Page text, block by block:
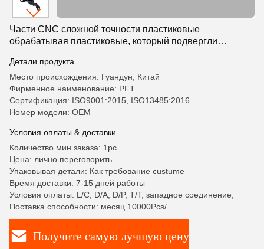
Части CNC сложной точности пластиковые
обрабатывая пластиковые, который подвергли
Детали продукта
Место происхождения: Гуандун, Китай
Фирменное наименование: PFT
Сертификация: ISO9001:2015, ISO13485:2016
Номер модели: OEM
Условия оплаты & доставки
Количество мин заказа: 1pc
Цена: лично переговорить
Упаковывая детали: Как требование custume
Время доставки: 7-15 дней работы
Условия оплаты: L/C, D/A, D/P, T/T, западное соединение,
Поставка способности: месяц 10000Pcs/
Получите самую лучшую цену